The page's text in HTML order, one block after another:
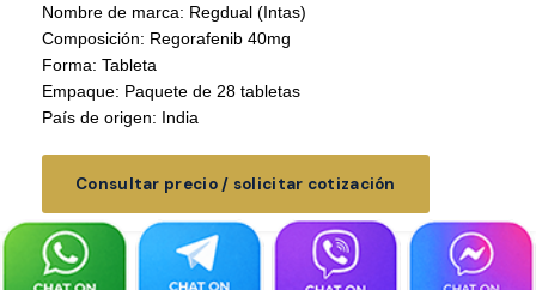
Nombre de marca: Regdual (Intas)
Composición: Regorafenib 40mg
Forma: Tableta
Empaque: Paquete de 28 tabletas
País de origen: India
Consultar precio / solicitar cotización